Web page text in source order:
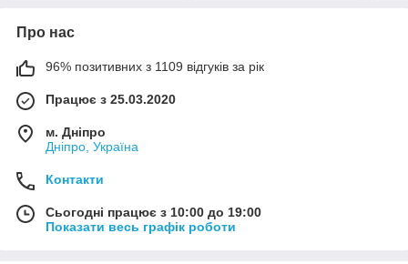
Про нас
96% позитивних з 1109 відгуків за рік
Працює з 25.03.2020
м. Дніпро
Дніпро, Україна
Контакти
Сьогодні працює з 10:00 до 19:00
Показати весь графік роботи